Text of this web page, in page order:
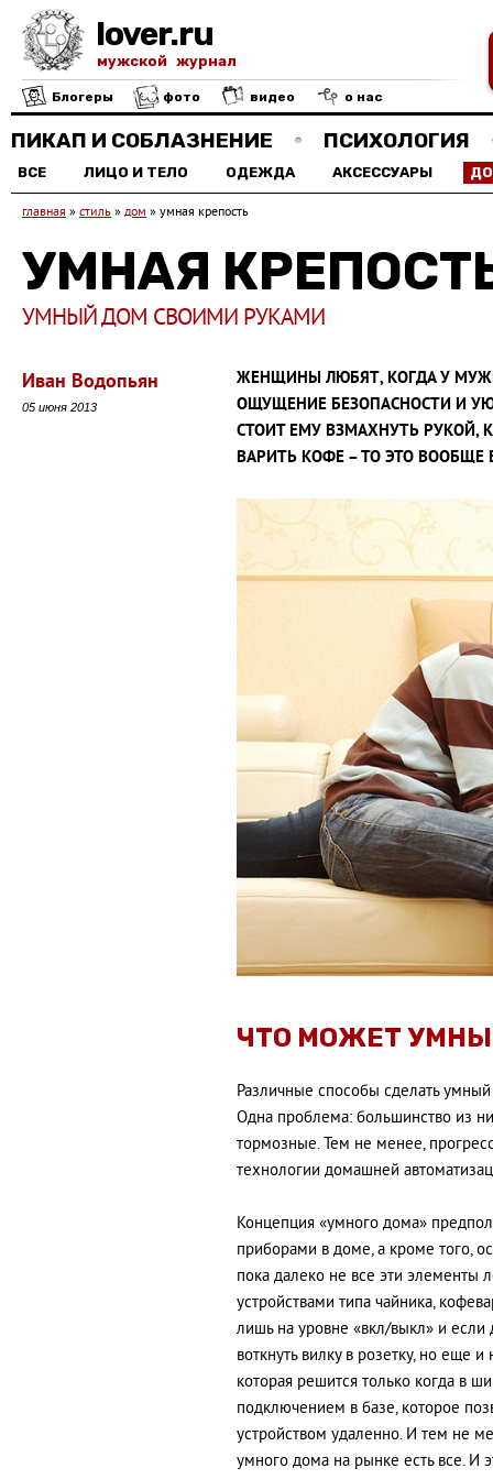
lover.ru
мужской журнал
Блогеры фото видео о нас
ПИКАП И СОБЛАЗНЕНИЕ ПСИХОЛОГИЯ
ВСЕ ЛИЦО И ТЕЛО ОДЕЖДА АКСЕССУАРЫ
главная » стиль » дом » умная крепость
УМНАЯ
УМНЫЙ ДОМ СВОИМИ РУКАМИ
Иван Водопьян
05 июня 2013
ЖЕНЩИНЫ ЛЮБЯТ, КОГДА У
ОЩУЩЕНИЕ БЕЗОПАСНОСТИ И
СТОИТ ЕМУ ВЗМАХНУТЬ РУКОЙ,
ВАРИТЬ КОФЕ – ТО ЭТО ВООБЩЕ
ЧТО МОЖЕТ
Различные способы сделать
Одна проблема: большинство из
тормозные. Тем не менее,
технологии домашней
Концепция «умного дома»
приборами в доме, а кроме того,
пока далеко не все эти элементы
устройствами типа чайника,
лишь на уровне «вкл/выкл» и если
воткнуть вилку в розетку, но еще
которая решится только когда в
подключением в базе, которое
устройством удаленно. И тем не
умного дома на рынке есть все. И